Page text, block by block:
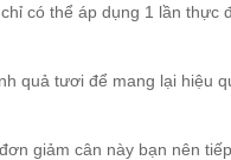
có thể áp dụng 1 lần thực
quả tươi để mang lại hiệu
giảm cân này bạn nên